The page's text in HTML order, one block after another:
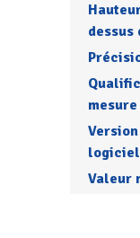
dessus
mesure
Version
Valeur